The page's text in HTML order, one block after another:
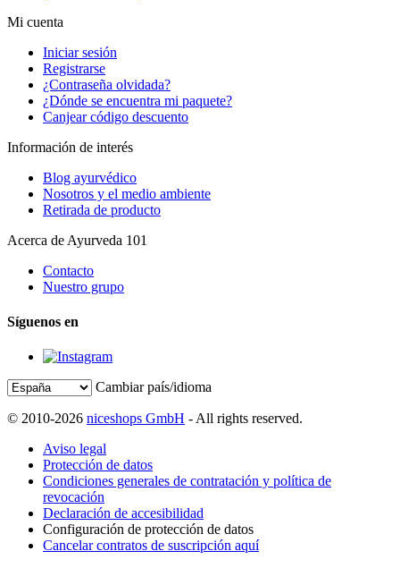
Mi cuenta
Iniciar sesión
Registrarse
¿Contraseña olvidada?
¿Dónde se encuentra mi paquete?
Canjear código descuento
Información de interés
Blog ayurvédico
Nosotros y el medio ambiente
Retirada de producto
Acerca de Ayurveda 101
Contacto
Nuestro grupo
Síguenos en
Cambiar país/idioma
© 2010-2026 niceshops GmbH - All rights reserved.
Aviso legal
Protección de datos
Condiciones generales de contratación y política de
revocación
Declaración de accesibilidad
Configuración de protección de datos
Cancelar contratos de suscripción aquí